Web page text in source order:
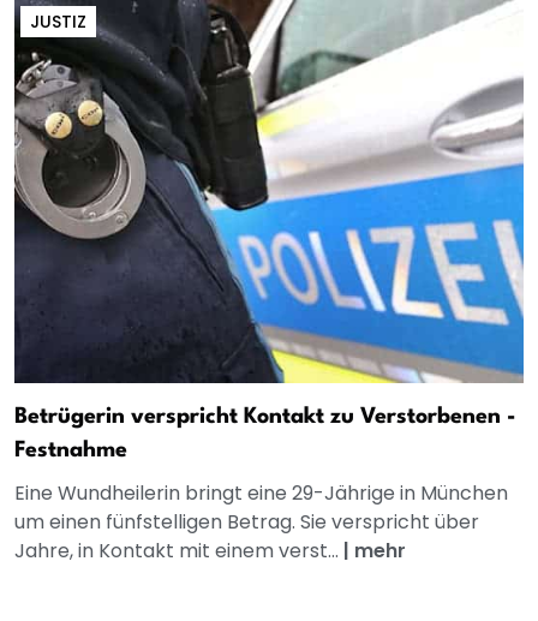
JUSTIZ
Betrügerin verspricht Kontakt zu Verstorbenen -
Festnahme
Eine Wundheilerin bringt eine 29-Jährige in München
um einen fünfstelligen Betrag. Sie verspricht über
Jahre, in Kontakt mit einem verst... | mehr